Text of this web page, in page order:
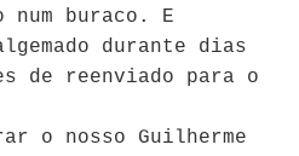
num buraco. E
durante dias
de reenviado para o
o nosso Guilherme